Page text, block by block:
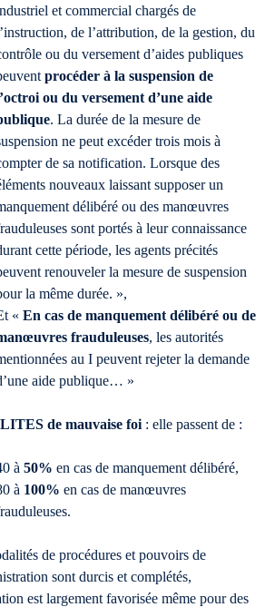
et commercial chargés de
de l’attribution, de la gestion, du
ou du versement d’aides publiques
procéder à la suspension de
ou du versement d’une aide
. La durée de la mesure de
ne peut excéder trois mois à
de sa notification. Lorsque des
nouveaux laissant supposer un
délibéré ou des manœuvres
sont portés à leur connaissance
cette période, les agents précités
renouveler la mesure de suspension
la même durée. »,
« En cas de manquement délibéré ou de
frauduleuses, les autorités
au I peuvent rejeter la demande
aide publique… »
de mauvaise foi : elle passent de :
à 50% en cas de manquement délibéré,
à 100% en cas de manœuvres
de procédures et pouvoirs de
sont durcis et complétés,
est largement favorisée même pour des